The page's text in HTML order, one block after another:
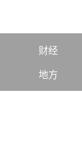
财经
地方